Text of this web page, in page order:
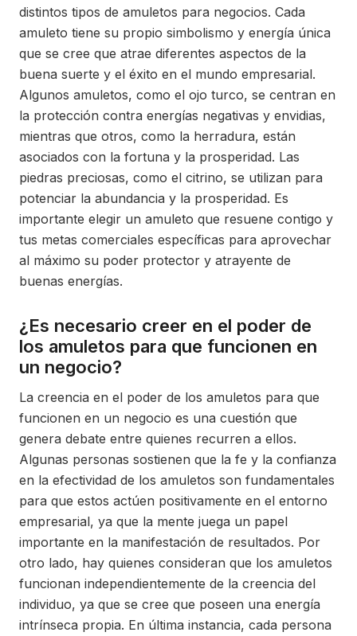
distintos tipos de amuletos para negocios. Cada
amuleto tiene su propio simbolismo y energía única
que se cree que atrae diferentes aspectos de la
buena suerte y el éxito en el mundo empresarial.
Algunos amuletos, como el ojo turco, se centran en
la protección contra energías negativas y envidias,
mientras que otros, como la herradura, están
asociados con la fortuna y la prosperidad. Las
piedras preciosas, como el citrino, se utilizan para
potenciar la abundancia y la prosperidad. Es
importante elegir un amuleto que resuene contigo y
tus metas comerciales específicas para aprovechar
al máximo su poder protector y atrayente de
buenas energías.
¿Es necesario creer en el poder de
los amuletos para que funcionen en
un negocio?
La creencia en el poder de los amuletos para que
funcionen en un negocio es una cuestión que
genera debate entre quienes recurren a ellos.
Algunas personas sostienen que la fe y la confianza
en la efectividad de los amuletos son fundamentales
para que estos actúen positivamente en el entorno
empresarial, ya que la mente juega un papel
importante en la manifestación de resultados. Por
otro lado, hay quienes consideran que los amuletos
funcionan independientemente de la creencia del
individuo, ya que se cree que poseen una energía
intrínseca propia. En última instancia, cada persona